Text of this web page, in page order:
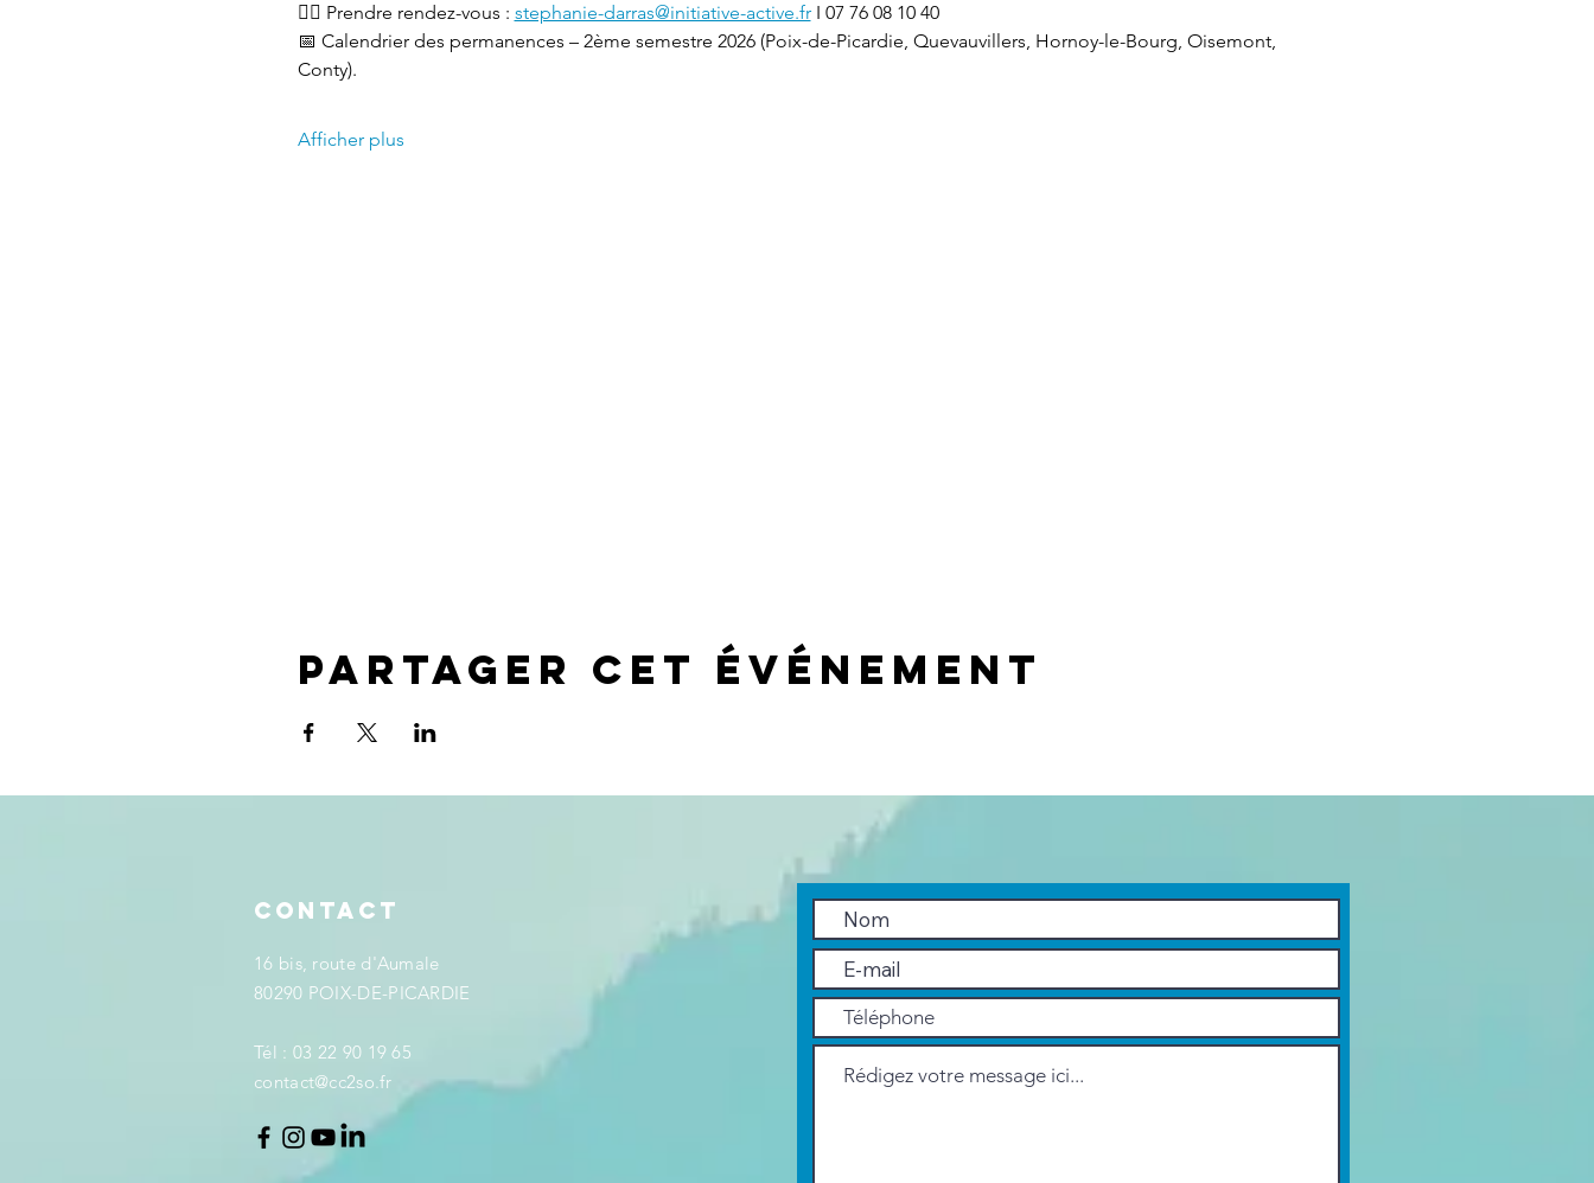
👉🏻 Prendre rendez-vous : stephanie-darras@initiative-active.fr I 07 76 08 10 40
📅 Calendrier des permanences – 2ème semestre 2026 (Poix-de-Picardie, Quevauvillers, Hornoy-le-Bourg, Oisemont,
Conty).
Afficher plus
Partager cet événement
Contact
16 bis, route d'Aumale
80290 POIX-DE-PICARDIE
Tél : 03 22 90 19 65
​contact@cc2so.fr